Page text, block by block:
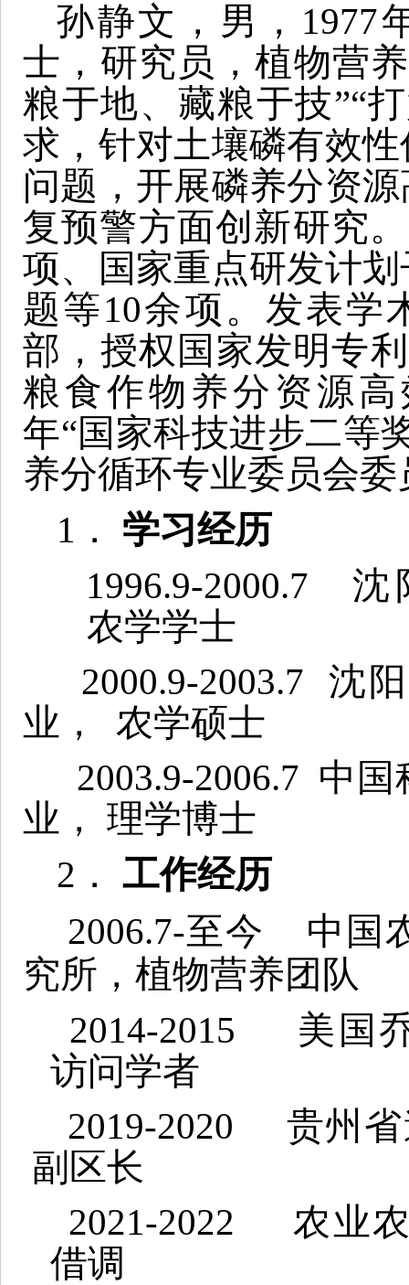
孙静文，男，1977
士，研究员，植物营
粮于地、藏粮于技”“
求，针对土壤磷有效
问题，开展磷养分资
复预警方面创新研究
项、国家重点研发计
题等10余项。发表学
部，授权国家发明专
粮食作物养分资源
年“国家科技进步二等
养分循环专业委员会委
1． 学习经历
1996.9-2000.7
农学学士
2000.9-2003.7 沈
业， 农学硕士
2003.9-2006.7 中
业， 理学博士
2． 工作经历
2006.7-至今 中国
究所，植物营养团队
2014-2015 美国
访问学者
2019-2020 贵州
副区长
2021-2022 农业
借调